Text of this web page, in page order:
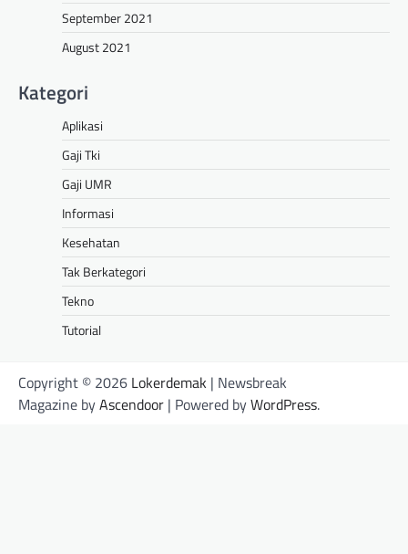
September 2021
August 2021
Kategori
Aplikasi
Gaji Tki
Gaji UMR
Informasi
Kesehatan
Tak Berkategori
Tekno
Tutorial
Copyright © 2026 Lokerdemak | Newsbreak
Magazine byAscendoor | Powered byWordPress.